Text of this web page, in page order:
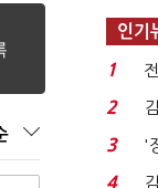
인기
1
2
3
'
4